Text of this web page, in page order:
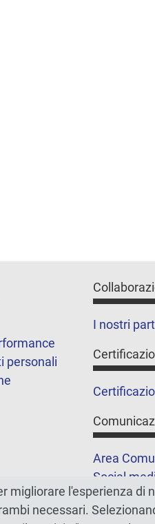
personali
I nostri
Area
Social
Podcast
migliorare l'esperienza di
necessari.